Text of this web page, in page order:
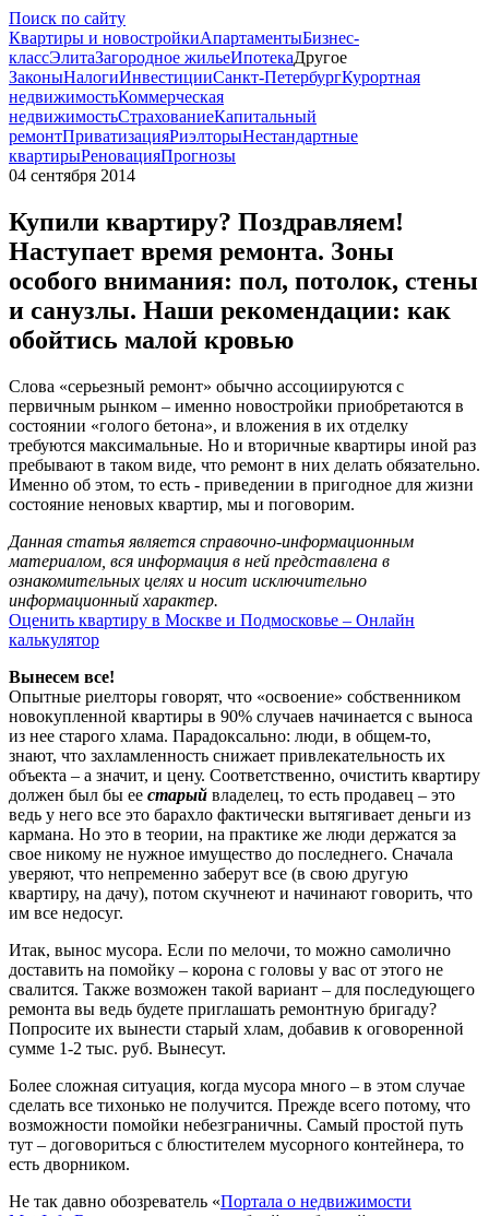
Поиск по сайту
Квартиры и новостройкиАпартаментыБизнес-
классЭлитаЗагородное жильеИпотекаДругое
ЗаконыНалогиИнвестицииСанкт-ПетербургКурортная
недвижимостьКоммерческая
недвижимостьСтрахованиеКапитальный
ремонтПриватизацияРиэлторыНестандартные
квартирыРеновацияПрогнозы
04 сентября 2014
Купили квартиру? Поздравляем!
Наступает время ремонта. Зоны
особого внимания: пол, потолок, стены
и санузлы. Наши рекомендации: как
обойтись малой кровью
Слова «серьезный ремонт» обычно ассоциируются с
первичным рынком – именно новостройки приобретаются в
состоянии «голого бетона», и вложения в их отделку
требуются максимальные. Но и вторичные квартиры иной раз
пребывают в таком виде, что ремонт в них делать обязательно.
Именно об этом, то есть - приведении в пригодное для жизни
состояние неновых квартир, мы и поговорим.
Данная статья является справочно-информационным
материалом, вся информация в ней представлена в
ознакомительных целях и носит исключительно
информационный характер.
Оценить квартиру в Москве и Подмосковье – Онлайн
калькулятор
Вынесем все!
Опытные риелторы говорят, что «освоение» собственником
новокупленной квартиры в 90% случаев начинается с выноса
из нее старого хлама. Парадоксально: люди, в общем-то,
знают, что захламленность снижает привлекательность их
объекта – а значит, и цену. Соответственно, очистить квартиру
должен был бы ее старый владелец, то есть продавец – это
ведь у него все это барахло фактически вытягивает деньги из
кармана. Но это в теории, на практике же люди держатся за
свое никому не нужное имущество до последнего. Сначала
уверяют, что непременно заберут все (в свою другую
квартиру, на дачу), потом скучнеют и начинают говорить, что
им все недосуг.
Итак, вынос мусора. Если по мелочи, то можно самолично
доставить на помойку – корона с головы у вас от этого не
свалится. Также возможен такой вариант – для последующего
ремонта вы ведь будете приглашать ремонтную бригаду?
Попросите их вынести старый хлам, добавив к оговоренной
сумме 1-2 тыс. руб. Вынесут.
Более сложная ситуация, когда мусора много – в этом случае
сделать все тихонько не получится. Прежде всего потому, что
возможности помойки небезграничны. Самый простой путь
тут – договориться с блюстителем мусорного контейнера, то
есть дворником.
Не так давно обозреватель «Портала о недвижимости